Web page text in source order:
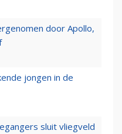
door Apollo,
jongen in de
sluit vliegveld